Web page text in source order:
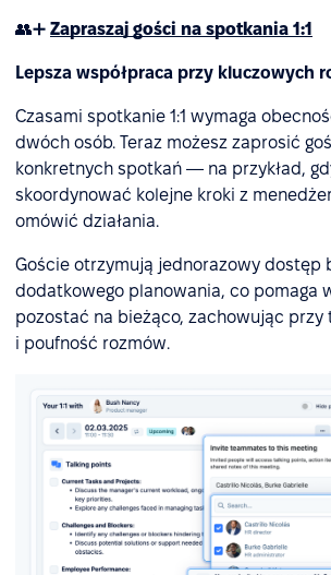
👥➕ Zapraszaj gości na spotkania 1:1
Lepsza współpraca przy kluczowych
Czasami spotkanie 1:1 wymaga
dwóch osób. Teraz możesz zaprosić
konkretnych spotkań — na przykład,
skoordynować kolejne kroki z
omówić działania.
Goście otrzymują jednorazowy dostęp
dodatkowego planowania, co pomaga
pozostać na bieżąco, zachowując
i poufność rozmów.